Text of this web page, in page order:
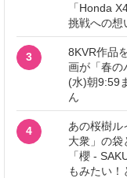
「Honda
挑戦への想
3
8KVR作品
画が「春の
(水)朝9:59
ん
4
あの桜樹ル
大衆」の袋
「櫻 -
もみたい